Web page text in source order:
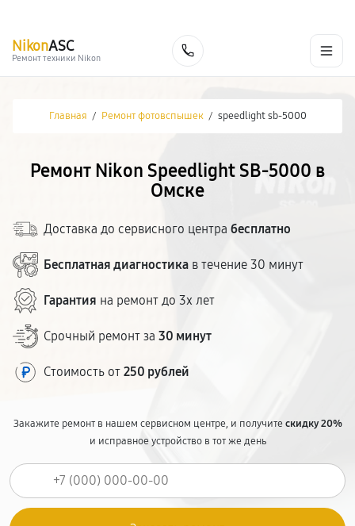
NikonASC
Ремонт техники Nikon
Главная / Ремонт фотовспышек / speedlight sb-5000
Ремонт Nikon Speedlight SB-5000 в
Омске
Доставка до сервисного центра бесплатно
Бесплатная диагностика в течение 30 минут
Гарантия на ремонт до 3х лет
Срочный ремонт за 30 минут
Стоимость от 250 рублей
Закажите ремонт в нашем сервисном центре, и получитескидку 20%
и исправное устройство в тот же день